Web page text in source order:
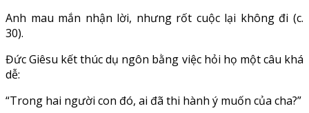
Anh mau mắn nhận lời, nhưng rốt cuộc lại không đi (c.
30).
Đức Giêsu kết thúc dụ ngôn bằng việc hỏi họ một câu khá
dễ:
“Trong hai người con đó, ai đã thi hành ý muốn của cha?”